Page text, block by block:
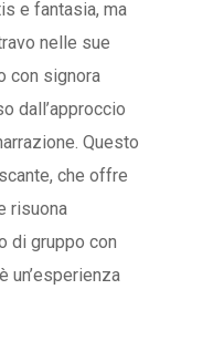
e fantasia, ma
nelle sue
con signora
dall’approccio
Questo
che offre
risuona
di gruppo con
un’esperienza